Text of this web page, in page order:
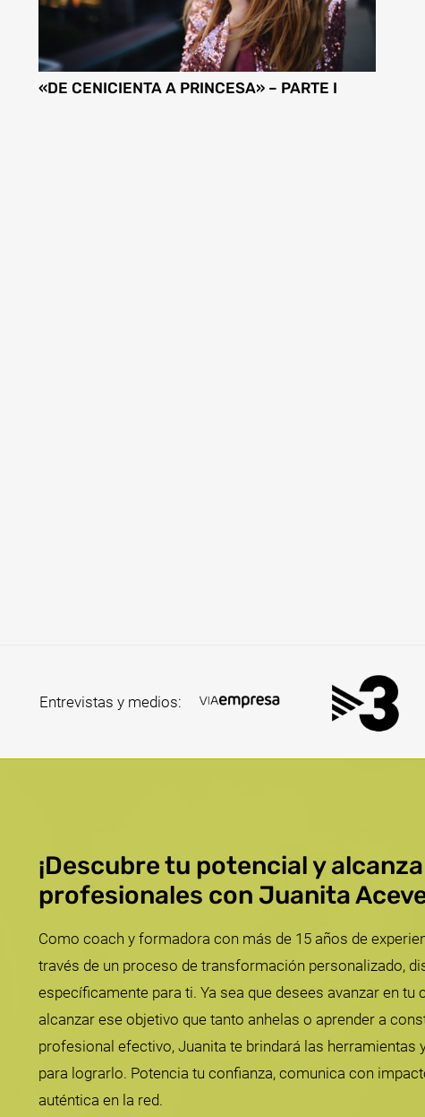
«DE CENICIENTA A PRINCESA» – PARTE I
Entrevistas y medios:
¡Descubre tu potencial y
profesionales con Juanita
Como coach y formadora con más de 15 años de
través de un proceso de transformación personalizado,
específicamente para ti. Ya sea que desees avanzar en tu
alcanzar ese objetivo que tanto anhelas o aprender a
profesional efectivo, Juanita te brindará las herramientas
para lograrlo. Potencia tu confianza, comunica con
auténtica en la red.